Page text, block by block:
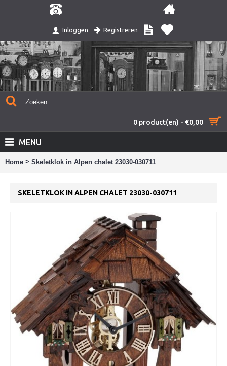
Inloggen Registreren
0 product(en) - €0,00
MENU
Home > Skeletklok in Alpen chalet 23030-030711
SKELETKLOK IN ALPEN CHALET 23030-030711